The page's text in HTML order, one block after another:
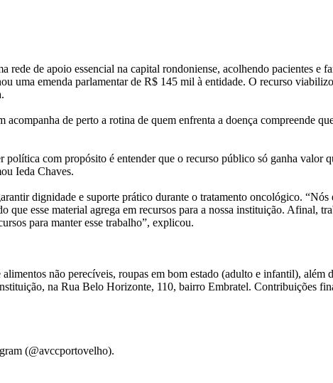
de apoio essencial na capital rondoniense, acolhendo pacientes e
uma emenda parlamentar de R$ 145 mil à entidade. O recurso
de perto a rotina de quem enfrenta a doença compreende
com propósito é entender que o recurso público só ganha valor
Ieda Chaves.
dignidade e suporte prático durante o tratamento oncológico. “Nós
que esse material agrega em recursos para a nossa instituição. Afinal,
para manter esse trabalho”, explicou.
não perecíveis, roupas em bom estado (adulto e infantil), além
na Rua Belo Horizonte, 110, bairro Embratel. Contribuições
(@avccportovelho).